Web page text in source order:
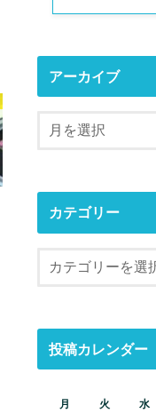
アーカイブ
カテゴリー
投稿カレンダー
月
火 水